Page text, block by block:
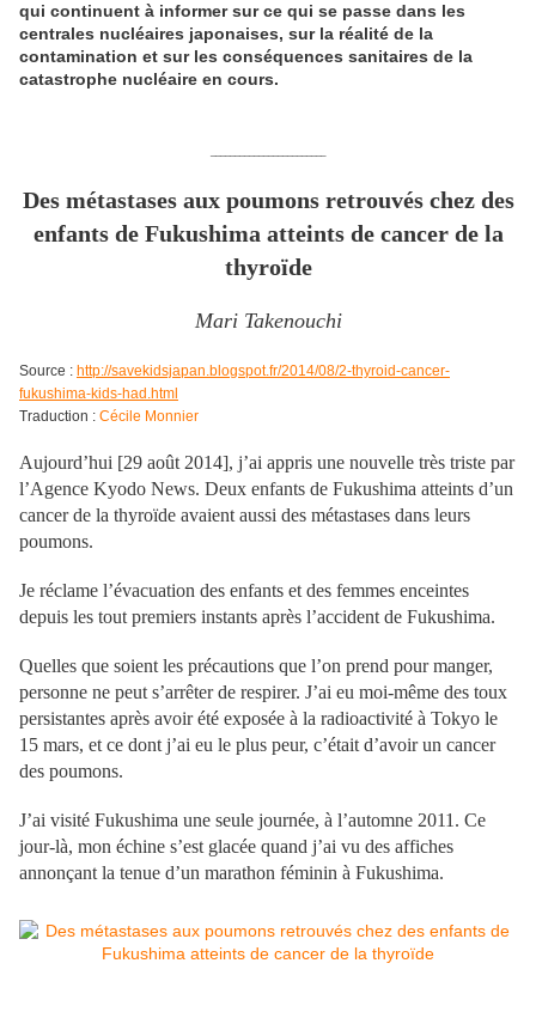
qui continuent à informer sur ce qui se passe dans les
centrales nucléaires japonaises, sur la réalité de la
contamination et sur les conséquences sanitaires de la
catastrophe nucléaire en cours.
Des métastases aux poumons retrouvés chez des
enfants de Fukushima atteints de cancer de la
thyroïde
Mari Takenouchi
Source : http://savekidsjapan.blogspot.fr/2014/08/2-thyroid-cancer-
fukushima-kids-had.html
Traduction : Cécile Monnier
Aujourd’hui [29 août 2014], j’ai appris une nouvelle très triste par
l’Agence Kyodo News. Deux enfants de Fukushima atteints d’un
cancer de la thyroïde avaient aussi des métastases dans leurs
poumons.
Je réclame l’évacuation des enfants et des femmes enceintes
depuis les tout premiers instants après l’accident de Fukushima.
Quelles que soient les précautions que l’on prend pour manger,
personne ne peut s’arrêter de respirer. J’ai eu moi-même des toux
persistantes après avoir été exposée à la radioactivité à Tokyo le
15 mars, et ce dont j’ai eu le plus peur, c’était d’avoir un cancer
des poumons.
J’ai visité Fukushima une seule journée, à l’automne 2011. Ce
jour-là, mon échine s’est glacée quand j’ai vu des affiches
annonçant la tenue d’un marathon féminin à Fukushima.